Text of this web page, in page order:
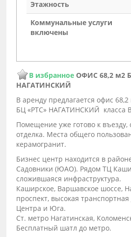
Этажность
Коммунальные услуги
включены
В избранное ОФИС 68,2 м2
НАГАТИНСКИЙ
В аренду предлагается офис 68,2
БЦ «РТС» НАГАТИНСКИЙ класса
Помещение уже готово к въезду,
отделка. Места общего
керамогранит.
Бизнес центр находится в
Садовники (ЮАО). Рядом ТЦ
сложившаяся инфраструктура.
Каширское, Варшавское шоссе,
проспект, высокая транспортная
Центра и Юга.
Ст. метро Нагатинская,
Бесплатный шатл до метро.